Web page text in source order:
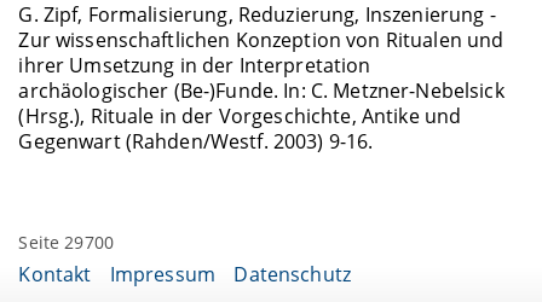
G. Zipf, Formalisierung, Reduzierung, Inszenierung -
Zur wissenschaftlichen Konzeption von Ritualen und
ihrer Umsetzung in der Interpretation
archäologischer (Be-)Funde. In: C. Metzner-Nebelsick
(Hrsg.), Rituale in der Vorgeschichte, Antike und
Gegenwart (Rahden/Westf. 2003) 9-16.
Seite 29700
Kontakt Impressum Datenschutz